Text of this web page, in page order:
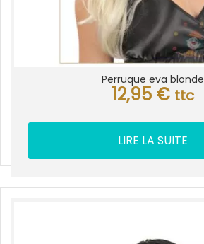
Perruque eva blonde
12,95 € ttc
LIRE LA SUITE